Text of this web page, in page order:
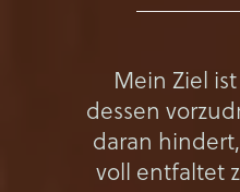
Mein Ziel
dessen
daran
voll entfaltet